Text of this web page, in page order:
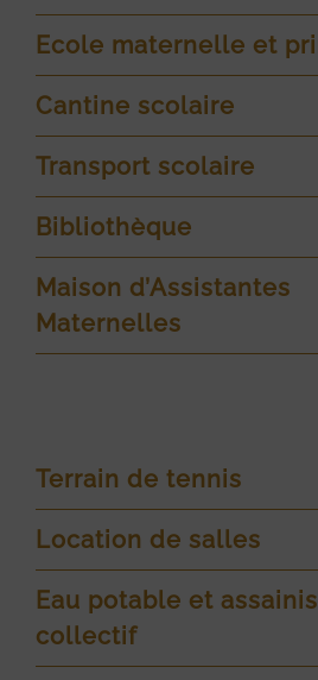
Ecole maternelle et
Cantine scolaire
Transport scolaire
Bibliothèque
Maison d’Assistantes
Maternelles
Terrain de tennis
Location de salles
Eau potable et
collectif